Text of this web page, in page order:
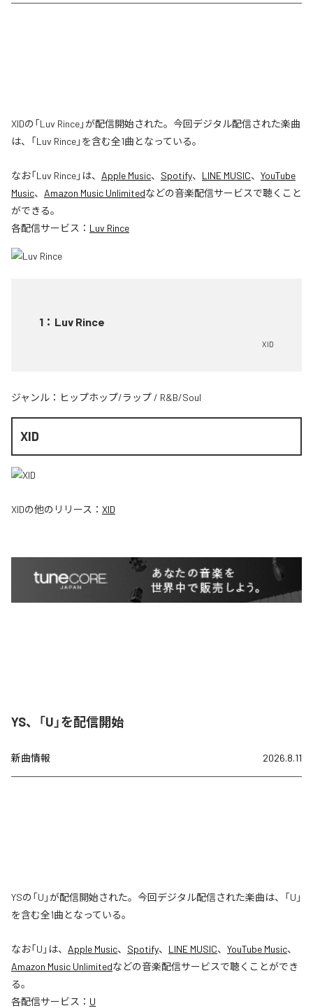
XIDの「Luv Rince」が配信開始された。今回デジタル配信された楽曲
は、「Luv Rince」を含む全1曲となっている。
なお「Luv Rince」は、 Apple Music、 Spotify、 LINE MUSIC、 YouTube
Music、 Amazon Music Unlimitedなどの音楽配信サービスで聴くこと
ができる。
各配信サービス： Luv Rince
1 ： Luv Rince
XID
ジャンル： ヒップホップ/ラップ / R&B/Soul
XID
XIDの他のリリース： XID
YS、「U」を配信開始
新曲情報 2026.8.11
YSの「U」が配信開始された。今回デジタル配信された楽曲は、「U」
を含む全1曲となっている。
なお「U 」は、 Apple Music、 Spotify、 LINE MUSIC、 YouTube Music、
Amazon Music Unlimitedなどの音楽配信サービスで聴くことができ
る。
各配信サービス： U